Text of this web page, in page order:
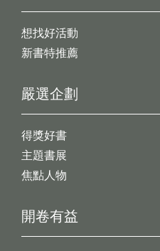
想找好活動
新書特推薦
開卷有益
嚴選企劃
得獎好書
主題書展
焦點人物